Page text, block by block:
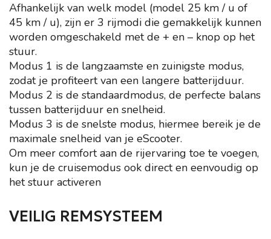
Afhankelijk van welk model (model 25 km / u of
45 km / u), zijn er 3 rijmodi die gemakkelijk kunnen
worden omgeschakeld met de + en – knop op het
stuur.
Modus 1 is de langzaamste en zuinigste modus,
zodat je profiteert van een langere batterijduur.
Modus 2 is de standaardmodus, de perfecte balans
tussen batterijduur en snelheid.
Modus 3 is de snelste modus, hiermee bereik je de
maximale snelheid van je eScooter.
Om meer comfort aan de rijervaring toe te voegen,
kun je de cruisemodus ook direct en eenvoudig op
het stuur activeren
VEILIG REMSYSTEEM